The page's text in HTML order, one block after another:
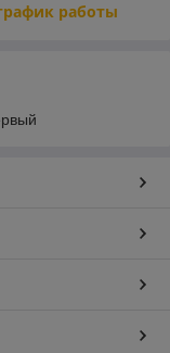
работы